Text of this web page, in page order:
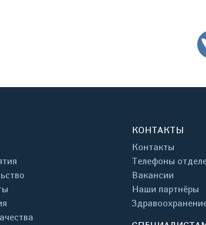
КОНТАКТЫ
Контакты
Телефоны
Вакансии
Наши партнёры